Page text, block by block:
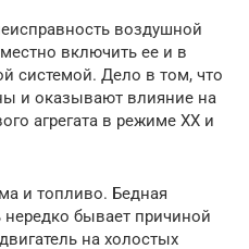
воздушной
включить ее и в
системой. Дело в том, что
и оказывают влияние на
агрегата в режиме ХХ и
и топливо. Бедная
бывает причиной
на холостых